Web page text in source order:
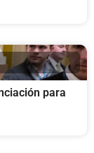
para